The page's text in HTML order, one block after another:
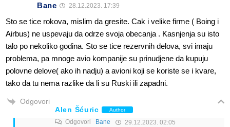
Bane 28.12.2023. 17:39
Sto se tice rokova, mislim da gresite. Cak i velike firme ( Boing i
Airbus) ne uspevaju da odrze svoja obecanja . Kasnjenja su isto
talo po nekoliko godina. Sto se tice rezervnih delova, svi imaju
problema, pa mnoge avio kompanije su prinudjene da kupuju
polovne delove( ako ih nadju) a avioni koji se koriste se i kvare,
tako da tu nema razlike da li su Ruski ili zapadni.
Odgovori
Alen Šćuric
Author
Odgovori Bane 29.12.2023. 02:05